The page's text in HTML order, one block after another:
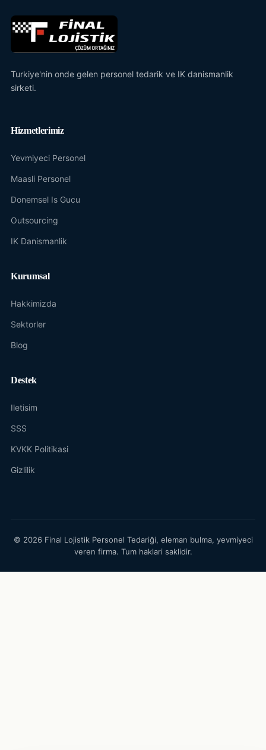
Turkiye'nin onde gelen personel tedarik ve IK danismanlik
sirketi.
Hizmetlerimiz
Yevmiyeci Personel
Maasli Personel
Donemsel Is Gucu
Outsourcing
IK Danismanlik
Kurumsal
Hakkimizda
Sektorler
Blog
Destek
Iletisim
SSS
KVKK Politikasi
Gizlilik
© 2026 Final Lojistik Personel Tedariği, eleman bulma, yevmiyeci
veren firma. Tum haklari saklidir.